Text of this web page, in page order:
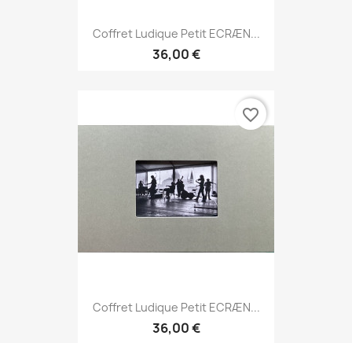
Coffret Ludique Petit ECRÆN...
36,00 €
Coffret Ludique Petit ECRÆN...
36,00 €
favorite_border